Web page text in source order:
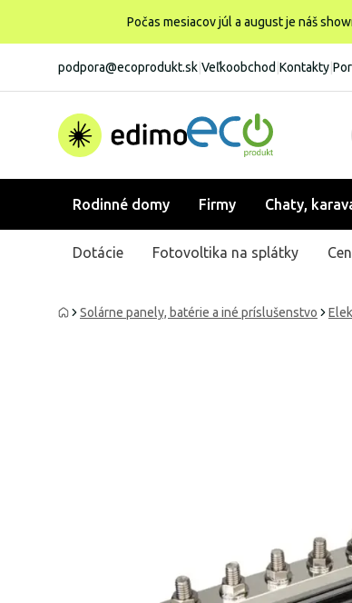
Počas mesiacov júl a august je náš
podpora@ecoprodukt.sk Veľkoobchod Kontakty
Rodinné domy Firmy Chaty,
Dotácie Fotovoltika na splátky
Solárne panely, batérie a iné príslušenstvo